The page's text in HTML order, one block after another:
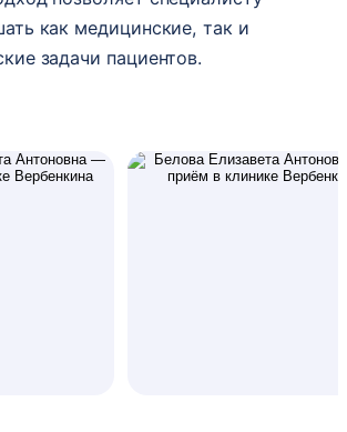
как медицинские, так и
задачи пациентов.